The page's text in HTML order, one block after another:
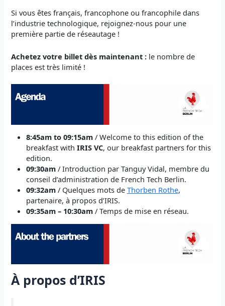
Si vous êtes français, francophone ou francophile dans
l’industrie technologique, rejoignez-nous pour une
première partie de réseautage !
Achetez votre billet dès maintenant : le nombre de
places est très limité !
8:45am to 09:15am/ Welcome to this edition of the
breakfast with IRIS VC, our breakfast partners for this
edition.
09:30am / Introduction par Tanguy Vidal, membre du
conseil d’administration de French Tech Berlin.
09:32am/ Quelques mots de Thorben Rothe,
partenaire, à propos d’IRIS.
09:35am – 10:30am / Temps de mise en réseau.
À propos d’IRIS